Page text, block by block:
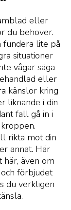
eller
du behöver.
lite på
situationer
vågar säga
eller
känslor kring
liknande i din
fall gå in i
rikta mot din
annat. Här
även om
förbjudet
du verkligen